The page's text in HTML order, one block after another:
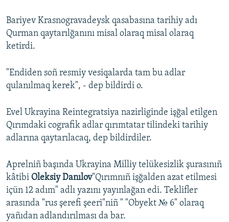
Bariyev Krasnogravadeysk qasabasına tarihiy adı
Qurman qaytarılğanını misal olaraq misal olaraq
ketirdi.
"Endiden soñ resmiy vesiqalarda tam bu adlar
qulanılmaq kerek", - dep bildirdi o.
Evel Ukrayina Reintegratsiya nazirliginde işğal etilgen
Qırımdaki cografik adlar qırımtatar tilindeki tarihiy
adlarına qaytarılacaq, dep bildirdiler.
Aprelniñ başında Ukrayina Milliy telükesizlik şurasınıñ
kâtibi Oleksiy Danılov"Qırımnıñ işğalden azat etilmesi
içün 12 adım" adlı yazını yayınlağan edi. Teklifler
arasında "rus şerefi şeeri"niñ " "Obyekt № 6" olaraq
yañıdan adlandırılması da bar.